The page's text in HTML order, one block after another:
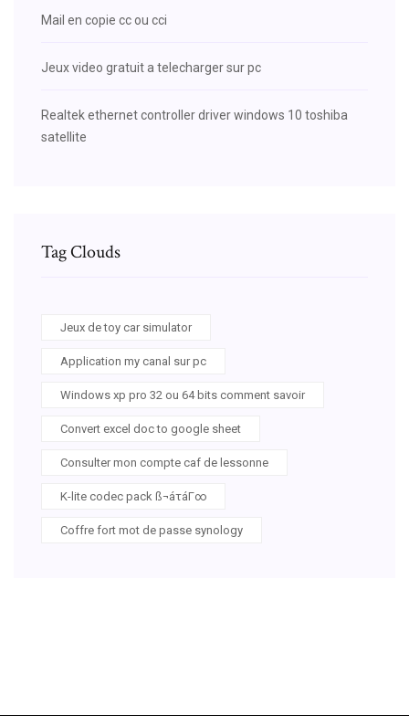
Mail en copie cc ou cci
Jeux video gratuit a telecharger sur pc
Realtek ethernet controller driver windows 10 toshiba
satellite
Tag Clouds
Jeux de toy car simulator
Application my canal sur pc
Windows xp pro 32 ou 64 bits comment savoir
Convert excel doc to google sheet
Consulter mon compte caf de lessonne
K-lite codec pack ß¬áτáΓ∞
Coffre fort mot de passe synology